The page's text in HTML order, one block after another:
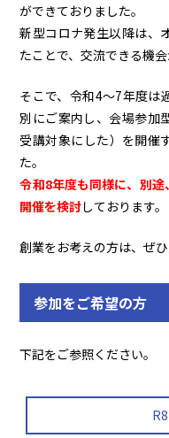
ができておりました。
新型コロナ発生以降は、
たことで、交流できる機
そこで、令和4～7年度は
別にご案内し、会場参加
受講対象にした）を開催
た。
令和8年度も同様に、別
開催を検討しております。
創業をお考えの方は、ぜ
参加をご希望の方
下記をご参照ください。